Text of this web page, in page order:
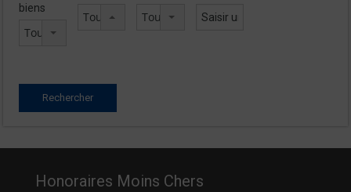
biens
Tous les types
Tous les lieuxTout sélectionner
Honoraires Moins Chers